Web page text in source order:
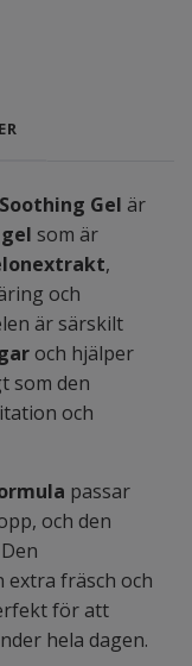
Gel är
som är
,
och
är särskilt
och hjälper
som den
och
passar
och den
extra fräsch och
för att
hela dagen.